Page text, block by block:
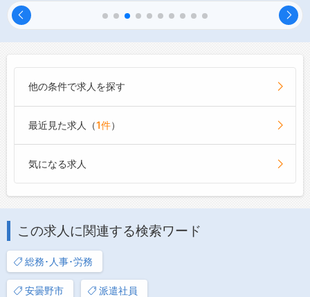
他の条件で求人を探す
最近見た求人（1件）
気になる求人
この求人に関連する検索ワード
総務･人事･労務
安曇野市 派遣社員